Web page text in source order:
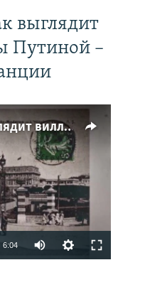
выглядит
Путиной –
Домик у океана. Как выглядит вилла для Людмилы Путиной – репортаж с юга Франции
available
6:04